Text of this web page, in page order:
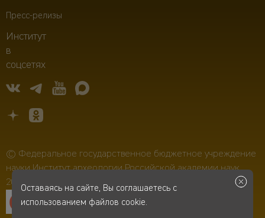
Пресс-релизы
Институт
в
соцсетях
© Федеральное государственное бюджетное учреждение
науки Институт археологии Российской академии наук,
2006–2026
Оставаясь на сайте, Вы соглашаетесь с
использованием файлов cookie.